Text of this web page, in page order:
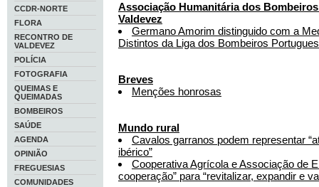
CCDR-NORTE
FLORA
RECONTRO DE
VALDEVEZ
POLÍCIA
FOTOGRAFIA
QUEIMAS E
QUEIMADAS
BOMBEIROS
SAÚDE
AGENDA
OPINIÃO
FREGUESIAS
COMUNIDADES
Associação Humanitária dos
Valdevez
Germano Amorim distinguido com a
Distintos da Liga dos Bombeiros
Breves
Menções honrosas
Mundo rural
Cavalos garranos podem representar
ibérico”
Cooperativa Agrícola e Associação de
cooperação” para “revitalizar, expandir e